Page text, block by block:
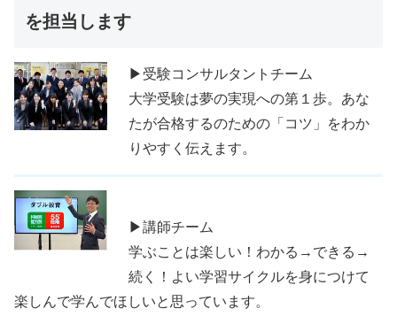
を担当します
▶受験コンサルタントチーム
大学受験は夢の実現への第１歩。あな
たが合格するのための「コツ」をわか
りやすく伝えます。
▶講師チーム
学ぶことは楽しい！わかる→できる→
続く！よい学習サイクルを身につけて
楽しんで学んでほしいと思っています。